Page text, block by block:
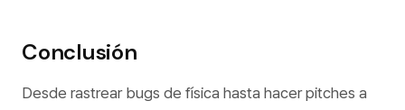
Conclusión
Desde rastrear bugs de física hasta hacer pitches a